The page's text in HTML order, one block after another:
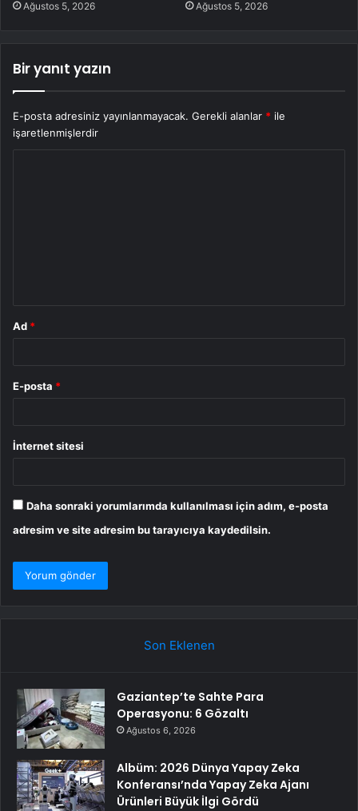
Ağustos 5, 2026 Ağustos 5, 2026
Bir yanıt yazın
E-posta adresiniz yayınlanmayacak. Gerekli alanlar * ile
işaretlenmişlerdir
Ad *
E-posta *
İnternet sitesi
Daha sonraki yorumlarımda kullanılması için adım, e-posta
adresim ve site adresim bu tarayıcıya kaydedilsin.
Son Eklenen
Gaziantep’te Sahte Para
Operasyonu: 6 Gözaltı
Ağustos 6, 2026
Albüm: 2026 Dünya Yapay Zeka
Konferansı’nda Yapay Zeka Ajanı
Ürünleri Büyük İlgi Gördü